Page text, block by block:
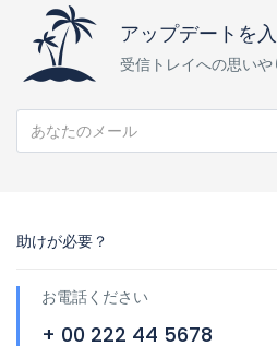
アップデートを
受信トレイへの思いや
助けが必要？
お電話ください
+ 00 222 44 5678